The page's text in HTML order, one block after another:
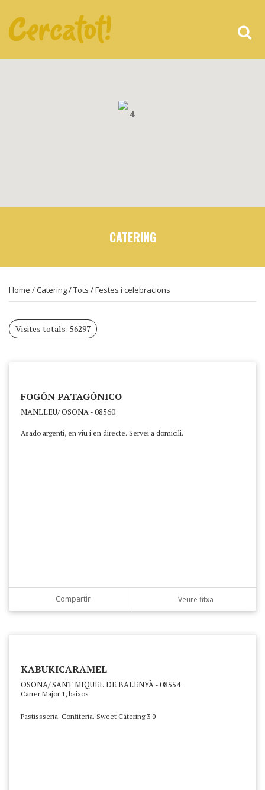
4
CATERING
Home /Catering/Tots /Festes i celebracions
Visites totals: 56297
FOGÓN PATAGÓNICO
MANLLEU/ OSONA - 08560
Asado argentí, en viu i en directe. Servei a domicili.
Compartir Veure fitxa
KABUKICARAMEL
OSONA/ SANT MIQUEL DE BALENYÀ - 08554
Carrer Major 1, baixos
Pastissseria. Confiteria. Sweet Càtering 3.0